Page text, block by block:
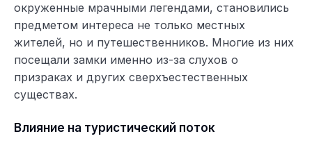
окруженные мрачными легендами, становились
предметом интереса не только местных
жителей, но и путешественников. Многие из них
посещали замки именно из-за слухов о
призраках и других сверхъестественных
существах.
Влияние на туристический поток